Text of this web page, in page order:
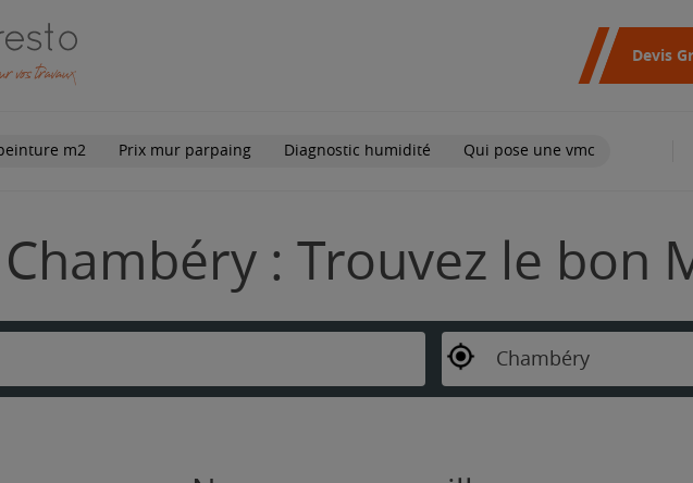
Devis
m2 Prix mur parpaing Diagnostic humidité Qui pose une vmc
Chambéry : Trouvez le bon
Chambéry